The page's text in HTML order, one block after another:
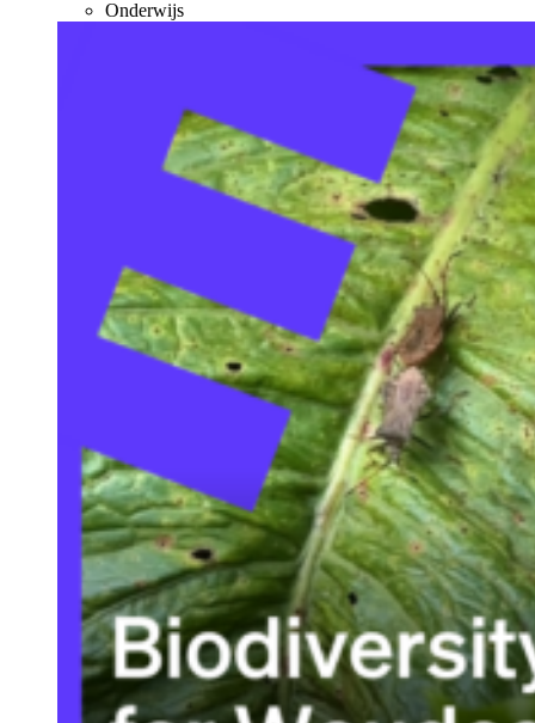
Onderwijs